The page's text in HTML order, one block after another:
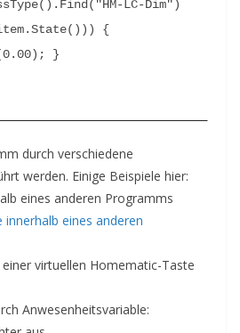
LC-Dim")
{
}
durch verschiedene
werden. Einige Beispiele hier:
eines anderen Programms
eines anderen
virtuellen Homematic-Taste
Anwesenheitsvariable: